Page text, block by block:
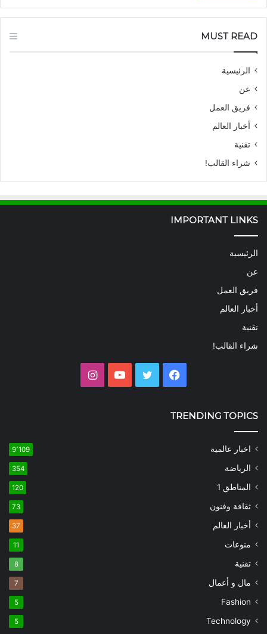
MUST READ
الرئيسية
عن
فريق العمل
أخبار العالم
تقنية
شراء القالب!
IMPORTANT LINKS
الرئيسية
عن
فريق العمل
أخبار العالم
تقنية
شراء القالب!
فيسبوك تويتر يوتيوب
TRENDING TOPICS
اخبار عالمية 9٬109
الرياضة 354
المناطق 1 120
ثقافة وفنون 73
أخبار العالم 37
منوعات 11
تقنية 8
مال و أعمال 7
Fashion
5
Technology
5